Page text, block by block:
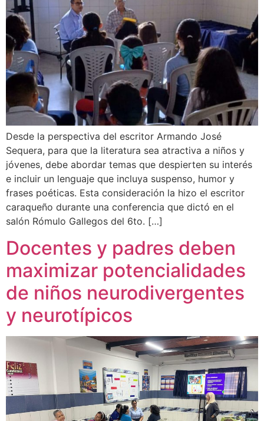
Desde la perspectiva del escritor Armando José
Sequera, para que la literatura sea atractiva a niños y
jóvenes, debe abordar temas que despierten su interés
e incluir un lenguaje que incluya suspenso, humor y
frases poéticas. Esta consideración la hizo el escritor
caraqueño durante una conferencia que dictó en el
salón Rómulo Gallegos del 6to. […]
Docentes y padres deben
maximizar potencialidades
de niños neurodivergentes
y neurotípicos